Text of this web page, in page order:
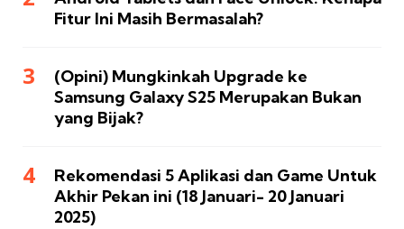
Fitur Ini Masih Bermasalah?
(Opini) Mungkinkah Upgrade ke
Samsung Galaxy S25 Merupakan Bukan
yang Bijak?
Rekomendasi 5 Aplikasi dan Game Untuk
Akhir Pekan ini (18 Januari- 20 Januari
2025)